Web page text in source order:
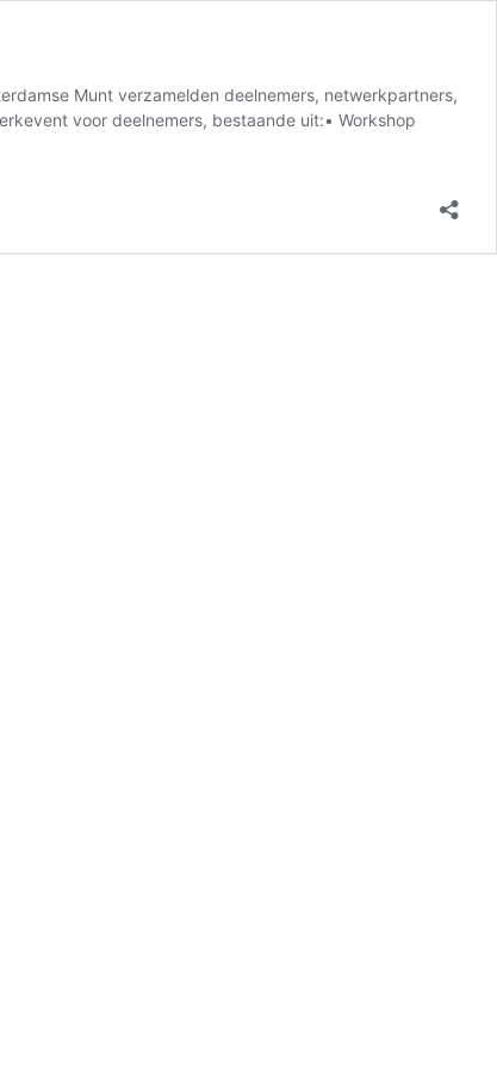
Munt verzamelden deelnemers, netwerkpartners,
voor deelnemers, bestaande uit:• Workshop